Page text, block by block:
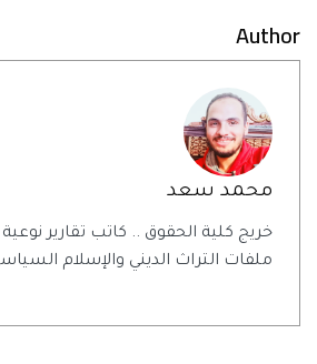
Author
محمد سعد
خريج كلية الحقوق .. كاتب تقارير
ملفات التراث الديني والإسلام